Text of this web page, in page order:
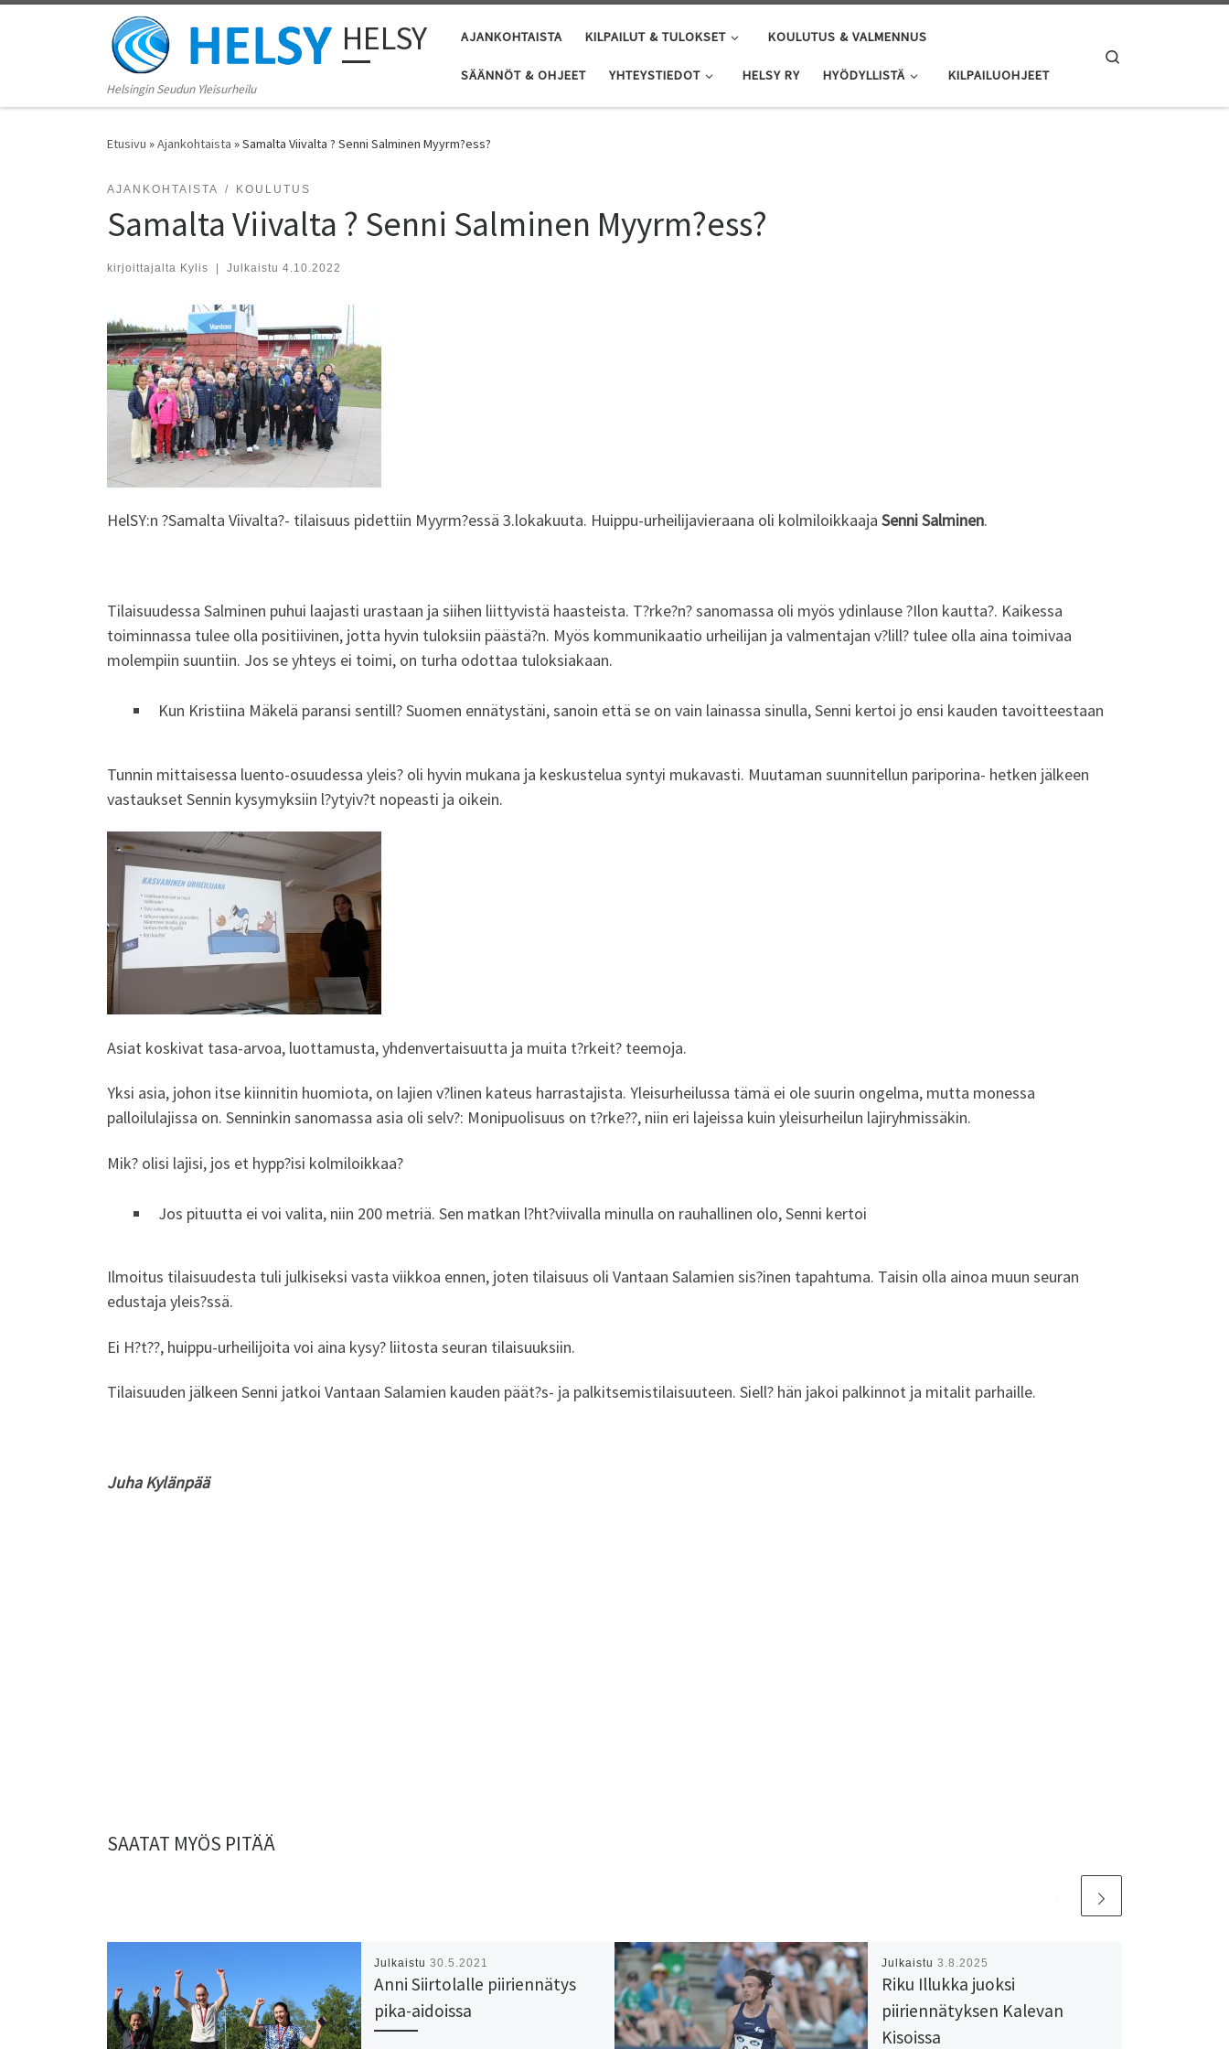
HELSY
Helsingin Seudun Yleisurheilu
AJANKOHTAISTA KILPAILUT & TULOKSET KOULUTUS & VALMENNUS
SÄÄNNÖT & OHJEET YHTEYSTIEDOT HELSY RY HYÖDYLLISTÄ KILPAILUOHJEET
Etusivu »Ajankohtaista »Samalta Viivalta ? Senni Salminen Myyrm?ess?
AJANKOHTAISTA KOULUTUS
Samalta Viivalta ? Senni Salminen Myyrm?ess?
kirjoittajalta Kylis | Julkaistu 4.10.2022
HelSY:n ?Samalta Viivalta?- tilaisuus pidettiin Myyrm?essä 3.lokakuuta. Huippu-urheilijavieraana oli kolmiloikkaaja Senni Salminen.
Tilaisuudessa Salminen puhui laajasti urastaan ja siihen liittyvistä haasteista. T?rke?n? sanomassa oli myös ydinlause ?Ilon kautta?. Kaikessa
toiminnassa tulee olla positiivinen, jotta hyvin tuloksiin päästä?n. Myös kommunikaatio urheilijan ja valmentajan v?lill? tulee olla aina toimivaa
molempiin suuntiin. Jos se yhteys ei toimi, on turha odottaa tuloksiakaan.
Kun Kristiina Mäkelä paransi sentill? Suomen ennätystäni, sanoin että se on vain lainassa sinulla, Senni kertoi jo ensi kauden tavoitteestaan
Tunnin mittaisessa luento-osuudessa yleis? oli hyvin mukana ja keskustelua syntyi mukavasti. Muutaman suunnitellun pariporina- hetken jälkeen
vastaukset Sennin kysymyksiin l?ytyiv?t nopeasti ja oikein.
Asiat koskivat tasa-arvoa, luottamusta, yhdenvertaisuutta ja muita t?rkeit? teemoja.
Yksi asia, johon itse kiinnitin huomiota, on lajien v?linen kateus harrastajista. Yleisurheilussa tämä ei ole suurin ongelma, mutta monessa
palloilulajissa on. Senninkin sanomassa asia oli selv?: Monipuolisuus on t?rke??, niin eri lajeissa kuin yleisurheilun lajiryhmissäkin.
Mik? olisi lajisi, jos et hypp?isi kolmiloikkaa?
Jos pituutta ei voi valita, niin 200 metriä. Sen matkan l?ht?viivalla minulla on rauhallinen olo, Senni kertoi
Ilmoitus tilaisuudesta tuli julkiseksi vasta viikkoa ennen, joten tilaisuus oli Vantaan Salamien sis?inen tapahtuma. Taisin olla ainoa muun seuran
edustaja yleis?ssä.
Ei H?t??, huippu-urheilijoita voi aina kysy? liitosta seuran tilaisuuksiin.
Tilaisuuden jälkeen Senni jatkoi Vantaan Salamien kauden päät?s- ja palkitsemistilaisuuteen. Siell? hän jakoi palkinnot ja mitalit parhaille.
Juha Kylänpää
SAATAT MYÖS PITÄÄ
Julkaistu 30.5.2021
Anni Siirtolalle piiriennätys
pika-aidoissa
Julkaistu 3.8.2025
Riku Illukka juoksi
piiriennätyksen Kalevan
Kisoissa